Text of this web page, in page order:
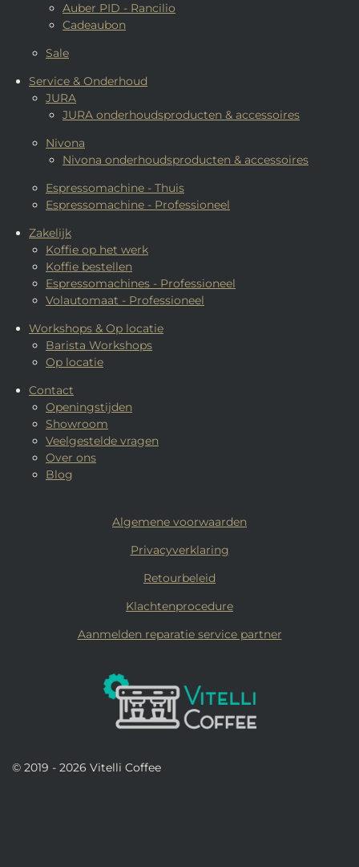
Auber PID - Rancilio
Cadeaubon
Sale
Service & Onderhoud
JURA
JURA onderhoudsproducten & accessoires
Nivona
Nivona onderhoudsproducten & accessoires
Espressomachine - Thuis
Espressomachine - Professioneel
Zakelijk
Koffie op het werk
Koffie bestellen
Espressomachines - Professioneel
Volautomaat - Professioneel
Workshops & Op locatie
Barista Workshops
Op locatie
Contact
Openingstijden
Showroom
Veelgestelde vragen
Over ons
Blog
Algemene voorwaarden
Privacyverklaring
Retourbeleid
Klachtenprocedure
Aanmelden reparatie service partner
© 2019 - 2026 Vitelli Coffee